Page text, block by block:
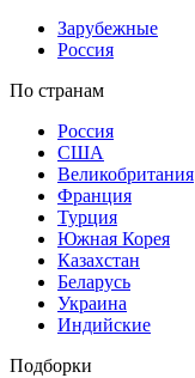
Зарубежные
Россия
По странам
Россия
США
Великобритания
Франция
Турция
Южная Корея
Казахстан
Беларусь
Украина
Индийские
Подборки